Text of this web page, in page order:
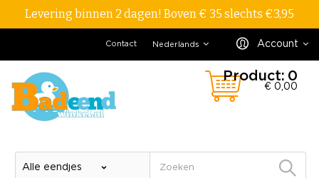
Levering binnen 2 dagen! Boven € 35 slechts €3,95
Account
Nederlands
Contact
Product: 0
€ 0,00